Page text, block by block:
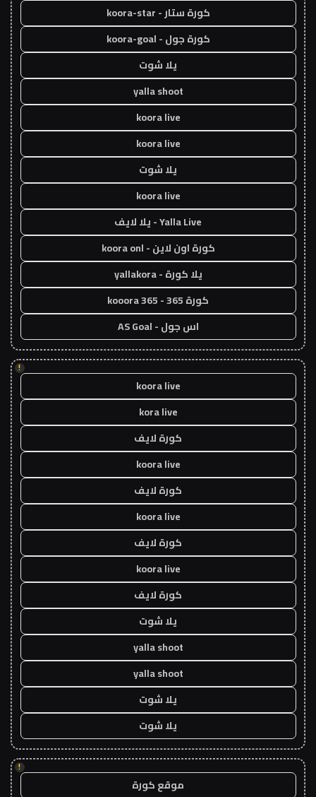
كورة ستار - koora-star
كورة جول - koora-goal
يلا شوت
yalla shoot
koora live
koora live
يلا شوت
koora live
Yalla Live - يلا لايف
كورة اون لاين - koora onl
يلا كورة - yallakora
كورة 365 - kooora 365
اس جول - AS Goal
!
koora live
kora live
كورة لايف
koora live
كورة لايف
koora live
كورة لايف
koora live
كورة لايف
يلا شوت
yalla shoot
yalla shoot
يلا شوت
يلا شوت
!
موقع كورة